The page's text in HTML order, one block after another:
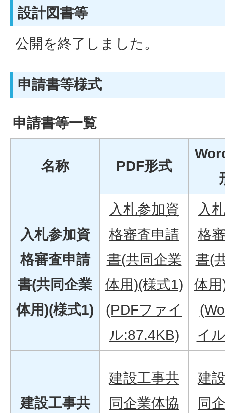
設計図書等
公開を終了しました。
申請書等様式
申請書等一覧
名称 PDF形式
入札参加資
格審査申請
書(共同企業
体用)(様式1)
入札参加資
格審査申請
書(共同企業
体用)(様式1)
(PDFファイ
ル:87.4KB)
入
格
書(
体
イ
建設工事共
建設工事共
同企業体協
建
同